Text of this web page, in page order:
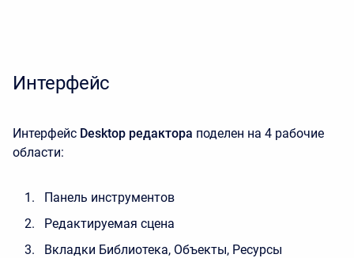
Интерфейс
Интерфейс Desktop редактора поделен на 4 рабочие
области:
Панель инструментов
Редактируемая сцена
Вкладки Библиотека, Объекты, Ресурсы